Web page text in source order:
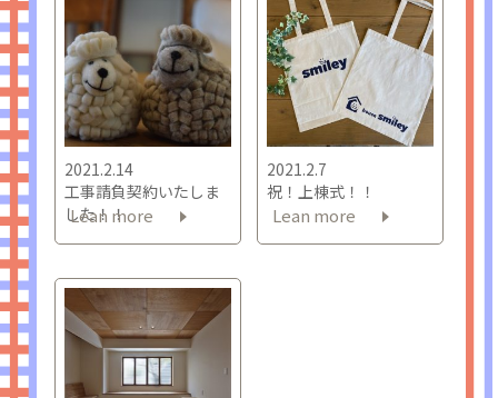
2021.2.14
工事請負契約いたしま
した！！
Lean more
2021.2.7
祝！上棟式！！
Lean more